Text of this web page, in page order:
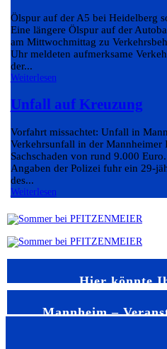
Ölspur auf der A5 bei Heidelberg
Eine längere Ölspur auf der
am Mittwochmittag zu
Uhr meldeten aufmerksame
der...
Weiterlesen
Unfall auf Kreuzung
Vorfahrt missachtet: Unfall in
Verkehrsunfall in der Mannheimer
Sachschaden von rund 9.000
Angaben der Polizei fuhr ein 29-
des...
Weiterlesen
Hier könnte
Mannheim –